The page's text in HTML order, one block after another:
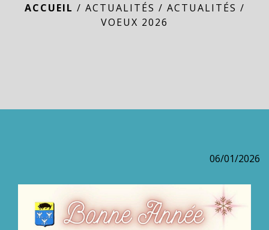
ACCUEIL / ACTUALITÉS / ACTUALITÉS /
VOEUX 2026
06/01/2026